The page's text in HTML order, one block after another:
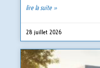
lire la suite »
28 juillet 2026